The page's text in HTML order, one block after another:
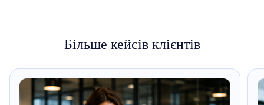
Більше кейсів клієнтів